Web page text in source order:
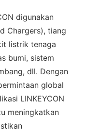
digunakan
Chargers), tiang
listrik tenaga
bumi, sistem
dll. Dengan
global
LINKEYCON
meningkatkan